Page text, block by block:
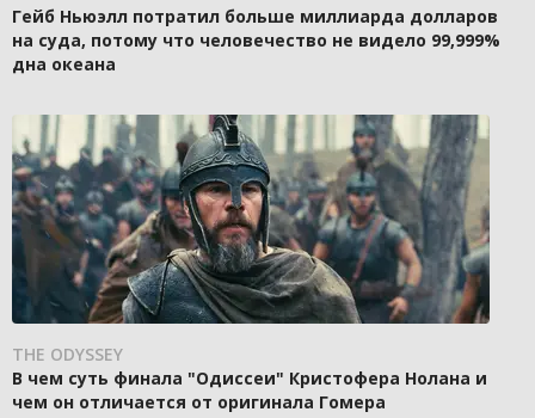
Гейб Ньюэлл потратил больше миллиарда долларов
на суда, потому что человечество не видело 99,999%
дна океана
THE ODYSSEY
В чем суть финала "Одиссеи" Кристофера Нолана и
чем он отличается от оригинала Гомера